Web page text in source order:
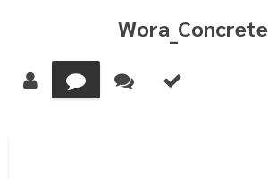
Wora_Concrete